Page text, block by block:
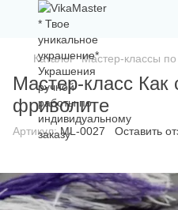
Каталог Мастер-классы
Мастер-класс Как
фриволите
Артикул:ML-0027 Оставить